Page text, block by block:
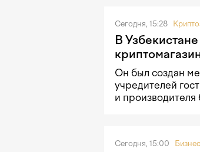
Сегодня, 15:28
В
Он был создан
учредителей
и производителя
Сегодня, 15:00 Бизнес